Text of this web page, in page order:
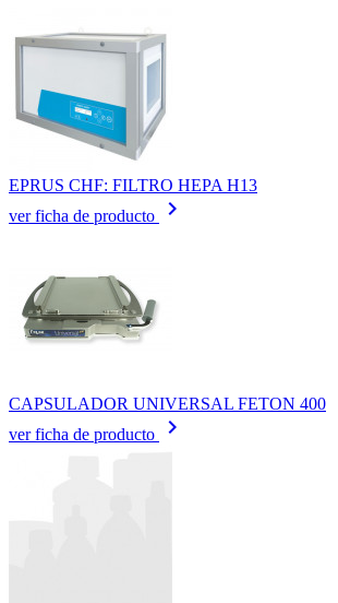
EPRUS CHF: FILTRO HEPA H13
ver ficha de producto
keyboard_arrow_right
CAPSULADOR UNIVERSAL FETON 400
ver ficha de producto
keyboard_arrow_right